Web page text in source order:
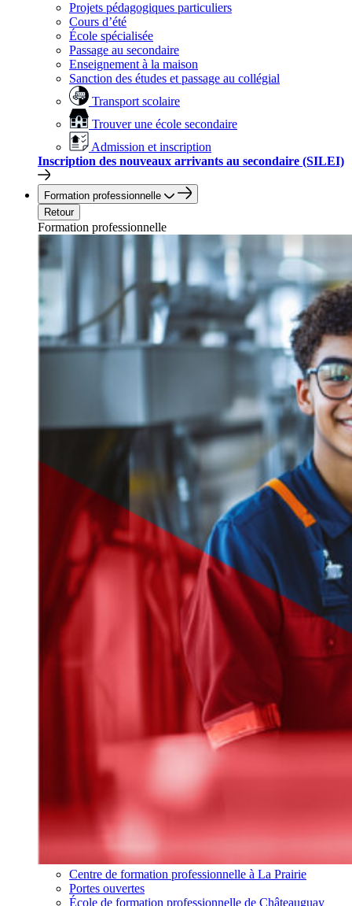
Projets pédagogiques particuliers
Cours d’été
École spécialisée
Passage au secondaire
Enseignement à la maison
Sanction des études et passage au collégial
Transport scolaire
Trouver une école secondaire
Admission et inscription
Inscription des nouveaux arrivants au secondaire (SILEI)
Formation professionnelle
Retour
Formation professionnelle
Centre de formation professionnelle à La Prairie
Portes ouvertes
École de formation professionnelle de Châteauguay